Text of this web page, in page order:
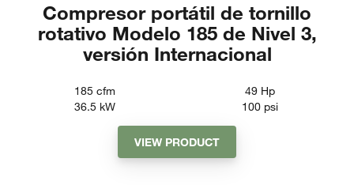
Compresor portátil de tornillo
rotativo Modelo 185 de Nivel 3,
versión Internacional
185 cfm 49 Hp
36.5 kW 100 psi
VIEW PRODUCT